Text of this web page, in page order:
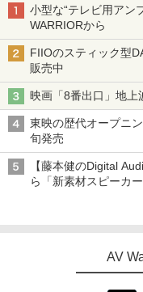
小型な“テレビ用アン
WARRIORから
FIIOのスティック型
販売中
映画「8番出口」地上
東映の歴代オープニ
旬発売
【藤本健のDigital
ら「新素材スピーカ
AV